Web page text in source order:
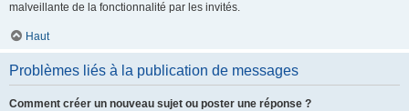
malveillante de la fonctionnalité par les invités.
Haut
Problèmes liés à la publication de messages
Comment créer un nouveau sujet ou poster une réponse ?